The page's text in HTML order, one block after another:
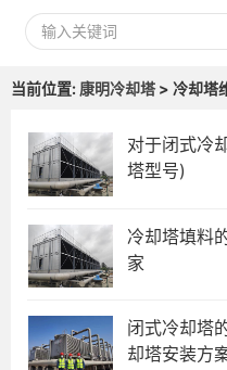
当前位置: 康明冷却塔> 冷却塔
对于闭式冷
塔型号)
冷却塔填料
家
闭式冷却塔
却塔安装方